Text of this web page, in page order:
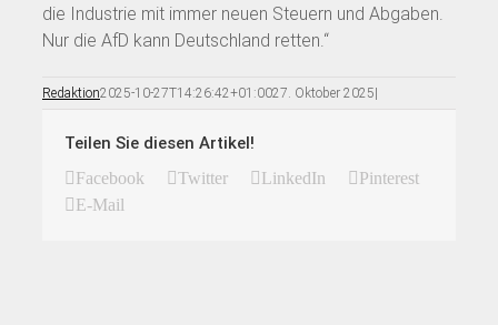
die Industrie mit immer neuen Steuern und Abgaben.
Nur die AfD kann Deutschland retten.“
Redaktion2025-10-27T14:26:42+01:0027. Oktober 2025|
Teilen Sie diesen Artikel!
Facebook Twitter LinkedIn
Pinterest
E-Mail